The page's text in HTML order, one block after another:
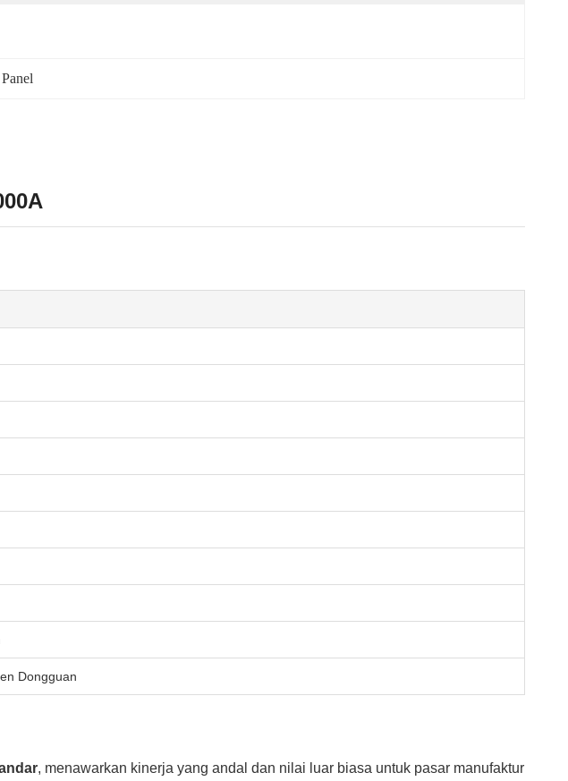
Dongguan
, menawarkan kinerja yang andal dan nilai luar biasa untuk pasar manufaktur